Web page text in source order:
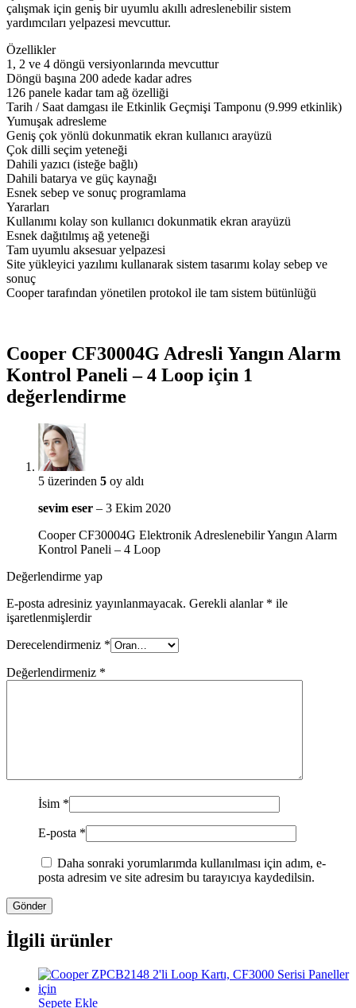
çalışmak için geniş bir uyumlu akıllı adreslenebilir sistem
yardımcıları yelpazesi mevcuttur.
Özellikler
1, 2 ve 4 döngü versiyonlarında mevcuttur
Döngü başına 200 adede kadar adres
126 panele kadar tam ağ özelliği
Tarih / Saat damgası ile Etkinlik Geçmişi Tamponu (9.999 etkinlik)
Yumuşak adresleme
Geniş çok yönlü dokunmatik ekran kullanıcı arayüzü
Çok dilli seçim yeteneği
Dahili yazıcı (isteğe bağlı)
Dahili batarya ve güç kaynağı
Esnek sebep ve sonuç programlama
Yararları
Kullanımı kolay son kullanıcı dokunmatik ekran arayüzü
Esnek dağıtılmış ağ yeteneği
Tam uyumlu aksesuar yelpazesi
Site yükleyici yazılımı kullanarak sistem tasarımı kolay sebep ve
sonuç
Cooper tarafından yönetilen protokol ile tam sistem bütünlüğü
Cooper CF30004G Adresli Yangın Alarm
Kontrol Paneli – 4 Loop için 1
değerlendirme
5 üzerinden 5 oy aldı
sevim eser – 3 Ekim 2020
Cooper CF30004G Elektronik Adreslenebilir Yangın Alarm
Kontrol Paneli – 4 Loop
Değerlendirme yap
E-posta adresiniz yayınlanmayacak. Gerekli alanlar * ile
işaretlenmişlerdir
Derecelendirmeniz *
Değerlendirmeniz *
İsim *
E-posta *
Daha sonraki yorumlarımda kullanılması için adım, e-
posta adresim ve site adresim bu tarayıcıya kaydedilsin.
İlgili ürünler
Sepete Ekle